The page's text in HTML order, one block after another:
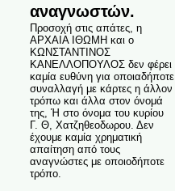
αναγνωστών.
Προσοχή στις απάτες, η
ΑΡΧΑΙΑ ΙΘΩΜΗ και ο
ΚΩΝΣΤΑΝΤΙΝΟΣ
ΚΑΝΕΛΛΟΠΟΥΛΟΣ δεν φέρει
καμία ευθύνη για οποιαδήποτε
συναλλαγή με κάρτες η άλλον
τρόπω και άλλα στον όνομά
της, Ή στο όνομα του κυρίου
Γ. Θ, Χατζηθεοδωρου. Δεν
έχουμε καμία χρηματική
απαίτηση από τους
αναγνώστες με οποιοδήποτε
τρόπο.